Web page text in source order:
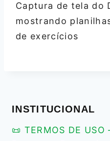
Captura de tela do
mostrando
de exercícios
INSTITUCIONAL
📜 TERMOS DE